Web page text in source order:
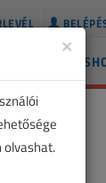
×
olvashat.